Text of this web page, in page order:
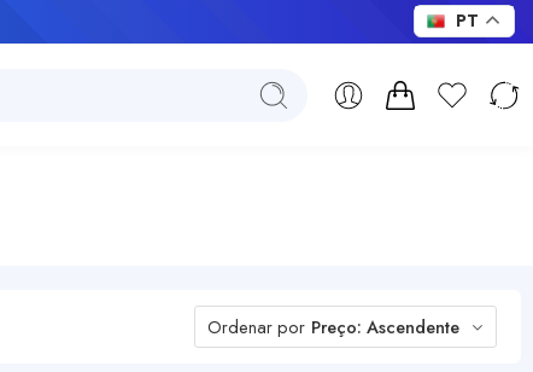
Ordenar por Preço: Ascendente
PT